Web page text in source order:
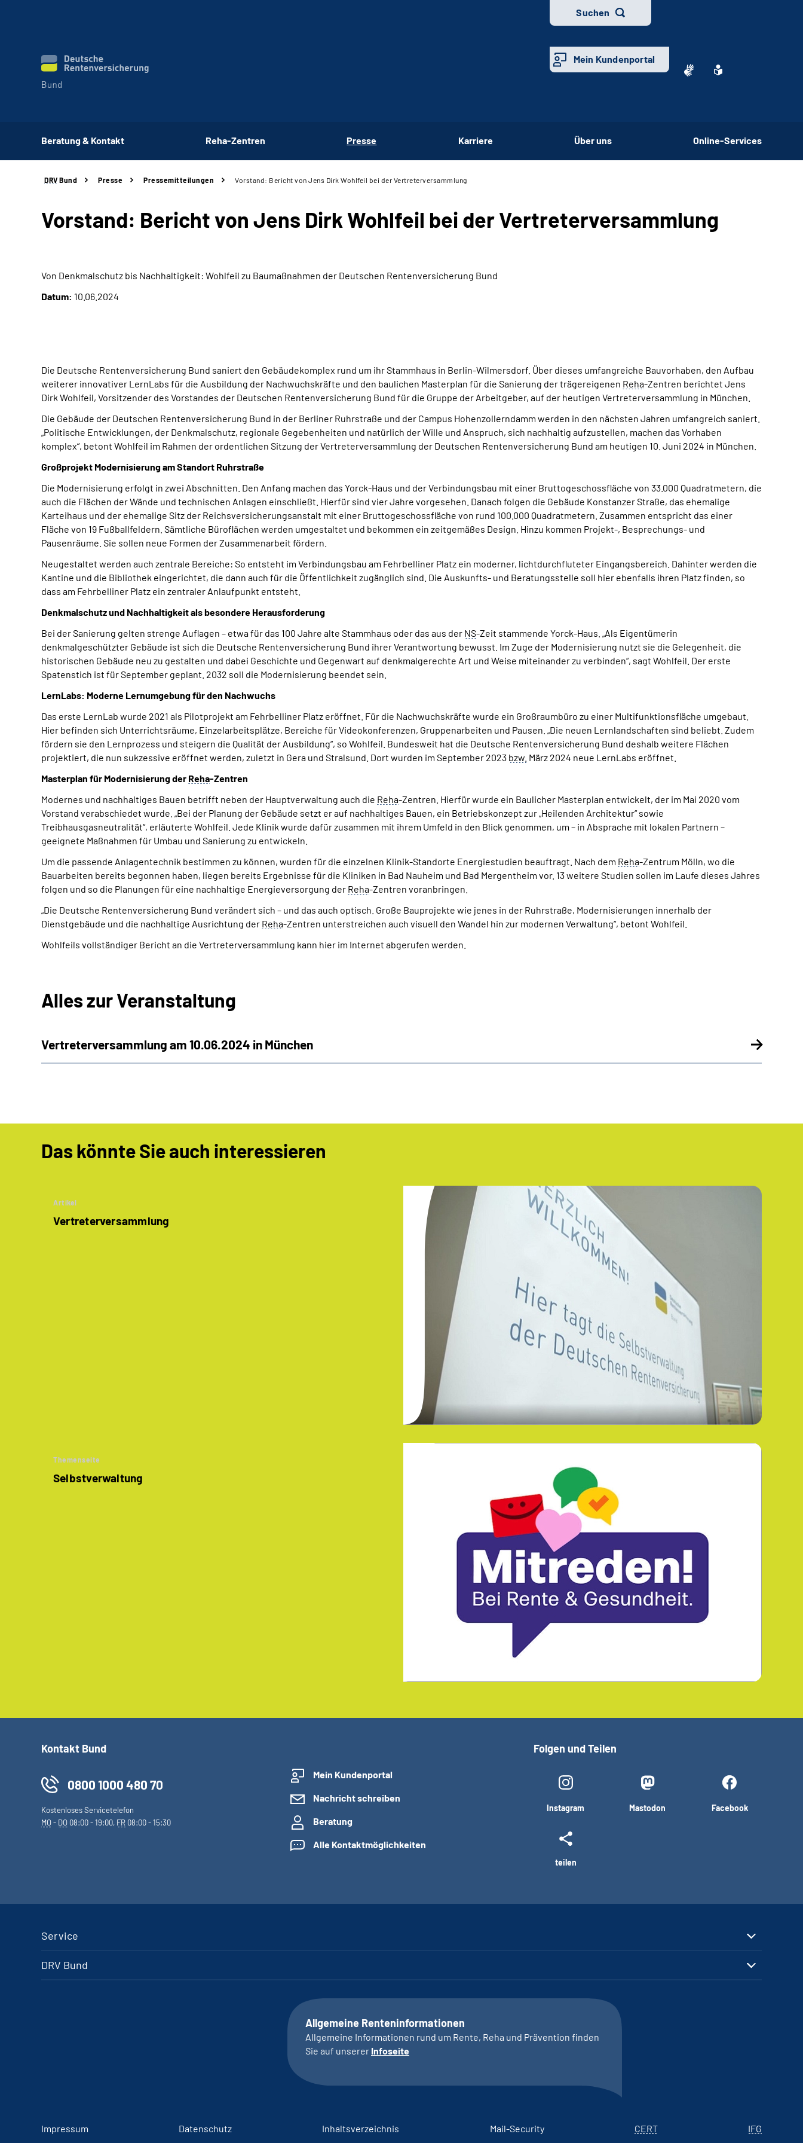
Suchen
Mein Kundenportal
Beratung & Kontakt Reha-Zentren Presse Karriere Über uns Online-Services
DRV Bund Presse Pressemitteilungen Vorstand: Bericht von Jens Dirk Wohlfeil bei der Vertreterversammlung
Vorstand: Bericht von Jens Dirk Wohlfeil bei der Vertreterversammlung
Von Denkmalschutz bis Nachhaltigkeit: Wohlfeil zu Baumaßnahmen der Deutschen Rentenversicherung Bund
Datum: 10.06.2024
Die Deutsche Rentenversicherung Bund saniert den Gebäudekomplex rund um ihr Stammhaus in Berlin-Wilmersdorf. Über dieses umfangreiche Bauvorhaben, den Aufbau
weiterer innovativer LernLabs für die Ausbildung der Nachwuchskräfte und den baulichen Masterplan für die Sanierung der trägereigenen Reha-Zentren berichtet Jens
Dirk Wohlfeil, Vorsitzender des Vorstandes der Deutschen Rentenversicherung Bund für die Gruppe der Arbeitgeber, auf der heutigen Vertreterversammlung in München.
Die Gebäude der Deutschen Rentenversicherung Bund in der Berliner Ruhrstraße und der Campus Hohenzollerndamm werden in den nächsten Jahren umfangreich saniert.
„Politische Entwicklungen, der Denkmalschutz, regionale Gegebenheiten und natürlich der Wille und Anspruch, sich nachhaltig aufzustellen, machen das Vorhaben
komplex“, betont Wohlfeil im Rahmen der ordentlichen Sitzung der Vertreterversammlung der Deutschen Rentenversicherung Bund am heutigen 10. Juni 2024 in München.
Großprojekt Modernisierung am Standort Ruhrstraße
Die Modernisierung erfolgt in zwei Abschnitten. Den Anfang machen das Yorck-Haus und der Verbindungsbau mit einer Bruttogeschossfläche von 33.000 Quadratmetern, die
auch die Flächen der Wände und technischen Anlagen einschließt. Hierfür sind vier Jahre vorgesehen. Danach folgen die Gebäude Konstanzer Straße, das ehemalige
Karteihaus und der ehemalige Sitz der Reichsversicherungsanstalt mit einer Bruttogeschossfläche von rund 100.000 Quadratmetern. Zusammen entspricht das einer
Fläche von 19 Fußballfeldern. Sämtliche Büroflächen werden umgestaltet und bekommen ein zeitgemäßes Design. Hinzu kommen Projekt-, Besprechungs- und
Pausenräume. Sie sollen neue Formen der Zusammenarbeit fördern.
Neugestaltet werden auch zentrale Bereiche: So entsteht im Verbindungsbau am Fehrbelliner Platz ein moderner, lichtdurchfluteter Eingangsbereich. Dahinter werden die
Kantine und die Bibliothek eingerichtet, die dann auch für die Öffentlichkeit zugänglich sind. Die Auskunfts- und Beratungsstelle soll hier ebenfalls ihren Platz finden, so
dass am Fehrbelliner Platz ein zentraler Anlaufpunkt entsteht.
Denkmalschutz und Nachhaltigkeit als besondere Herausforderung
Bei der Sanierung gelten strenge Auflagen – etwa für das 100 Jahre alte Stammhaus oder das aus der NS-Zeit stammende Yorck-Haus. „Als Eigentümerin
denkmalgeschützter Gebäude ist sich die Deutsche Rentenversicherung Bund ihrer Verantwortung bewusst. Im Zuge der Modernisierung nutzt sie die Gelegenheit, die
historischen Gebäude neu zu gestalten und dabei Geschichte und Gegenwart auf denkmalgerechte Art und Weise miteinander zu verbinden“, sagt Wohlfeil. Der erste
Spatenstich ist für September geplant. 2032 soll die Modernisierung beendet sein.
LernLabs: Moderne Lernumgebung für den Nachwuchs
Das erste LernLab wurde 2021 als Pilotprojekt am Fehrbelliner Platz eröffnet. Für die Nachwuchskräfte wurde ein Großraumbüro zu einer Multifunktionsfläche umgebaut.
Hier befinden sich Unterrichtsräume, Einzelarbeitsplätze, Bereiche für Videokonferenzen, Gruppenarbeiten und Pausen. „Die neuen Lernlandschaften sind beliebt. Zudem
fördern sie den Lernprozess und steigern die Qualität der Ausbildung“, so Wohlfeil. Bundesweit hat die Deutsche Rentenversicherung Bund deshalb weitere Flächen
projektiert, die nun sukzessive eröffnet werden, zuletzt in Gera und Stralsund. Dort wurden im September 2023 bzw. März 2024 neue LernLabs eröffnet.
Masterplan für Modernisierung der Reha-Zentren
Modernes und nachhaltiges Bauen betrifft neben der Hauptverwaltung auch die Reha-Zentren. Hierfür wurde ein Baulicher Masterplan entwickelt, der im Mai 2020 vom
Vorstand verabschiedet wurde. „Bei der Planung der Gebäude setzt er auf nachhaltiges Bauen, ein Betriebskonzept zur „Heilenden Architektur“ sowie
Treibhausgasneutralität“, erläuterte Wohlfeil. Jede Klinik wurde dafür zusammen mit ihrem Umfeld in den Blick genommen, um – in Absprache mit lokalen Partnern –
geeignete Maßnahmen für Umbau und Sanierung zu entwickeln.
Um die passende Anlagentechnik bestimmen zu können, wurden für die einzelnen Klinik-Standorte Energiestudien beauftragt. Nach dem Reha-Zentrum Mölln, wo die
Bauarbeiten bereits begonnen haben, liegen bereits Ergebnisse für die Kliniken in Bad Nauheim und Bad Mergentheim vor. 13 weitere Studien sollen im Laufe dieses Jahres
folgen und so die Planungen für eine nachhaltige Energieversorgung der Reha-Zentren voranbringen.
„Die Deutsche Rentenversicherung Bund verändert sich – und das auch optisch. Große Bauprojekte wie jenes in der Ruhrstraße, Modernisierungen innerhalb der
Dienstgebäude und die nachhaltige Ausrichtung der Reha-Zentren unterstreichen auch visuell den Wandel hin zur modernen Verwaltung“, betont Wohlfeil.
Wohlfeils vollständiger Bericht an die Vertreterversammlung kann hier im Internet abgerufen werden.
Alles zur Veranstaltung
Vertreterversammlung am 10.06.2024 in München
Das könnte Sie auch interessieren
Artikel
Vertreterversammlung
Themenseite
Selbstverwaltung
Kontakt Bund
0800 1000 480 70
Kostenloses Servicetelefon
MO- DO 08:00 - 19:00, FR 08:00 - 15:30
Mein Kundenportal
Nachricht schreiben
Beratung
Alle Kontaktmöglichkeiten
Folgen und Teilen
Instagram Mastodon Facebook
teilen
Service
DRV Bund
Allgemeine Renteninformationen
Allgemeine Informationen rund um Rente, Reha und Prävention finden
Sie auf unserer Infoseite
Impressum Datenschutz Inhaltsverzeichnis Mail-Security CERT IFG